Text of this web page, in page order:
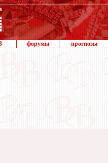
форумы прогнозы